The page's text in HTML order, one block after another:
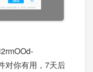
对你有用，7天后